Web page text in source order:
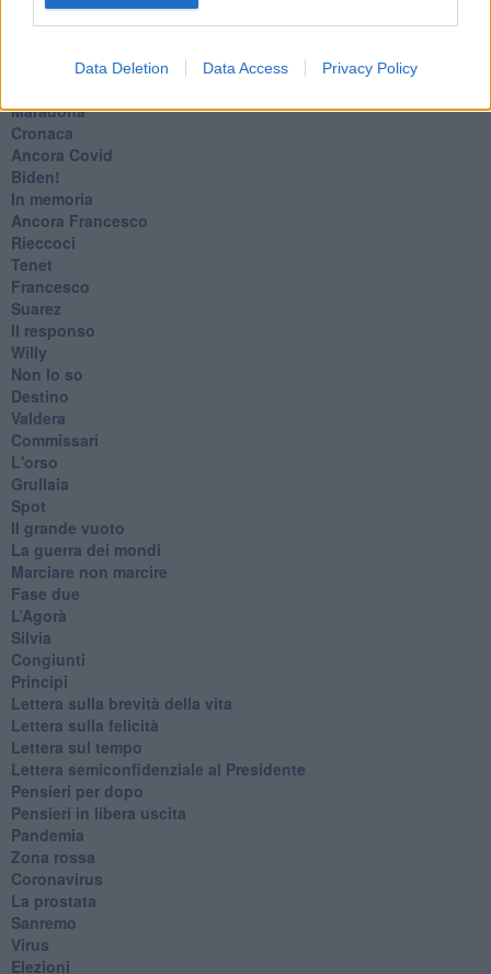
Data Deletion Data Access Privacy Policy
​L’anno del vaccino
​Il rosario
Maradona
Cronaca
​Ancora Covid
​Biden!
In memoria
​Ancora Francesco
Rieccoci
Tenet
Francesco
Suarez
​Il responso
Willy
Non lo so
Destino
Valdera
Commissari
L'orso
Grullaia
Spot
​Il grande vuoto
​La guerra dei mondi
Marciare non marcire
Fase due
L’Agorà
Silvia
Congiunti
Principi
​Lettera sulla brevità della vita
​Lettera sulla felicità
​Lettera sul tempo
Lettera semiconfidenziale al Presidente
Pensieri per dopo
​Pensieri in libera uscita
Pandemia
Zona rossa
Coronavirus
La prostata
Sanremo
Virus
Elezioni